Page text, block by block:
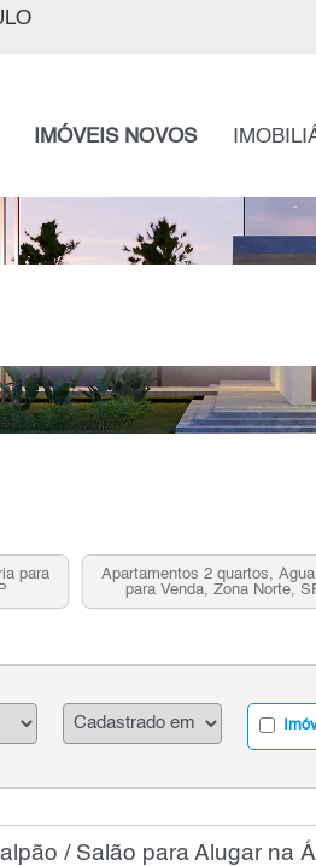
IMÓVEIS NOVOS
para
Apartamentos 2 quartos,
para Venda, Zona Norte,
/ Salão para Alugar na